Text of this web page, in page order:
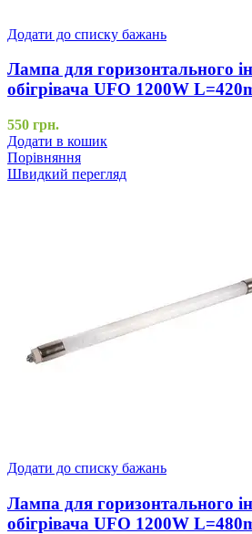
Додати до списку бажань
Лампа для горизонтального
обігрівача UFO 1200W
550 грн.
Додати в кошик
Порівняння
Швидкий перегляд
Додати до списку бажань
Лампа для горизонтального
обігрівача UFO 1200W